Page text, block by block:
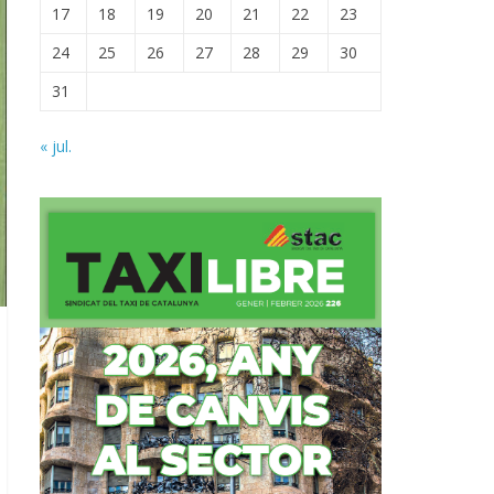
17 18 19 20 21 22
23
24
25 26 27 28 29
30
31
« jul.